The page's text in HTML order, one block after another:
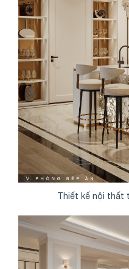
Thiết kế nội thất